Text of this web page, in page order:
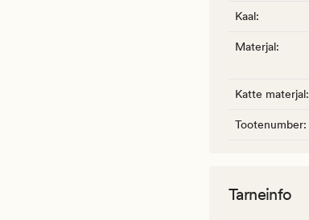
Kaal:
Materjal:
Katte materjal:
Tootenumber:
Tarneinfo